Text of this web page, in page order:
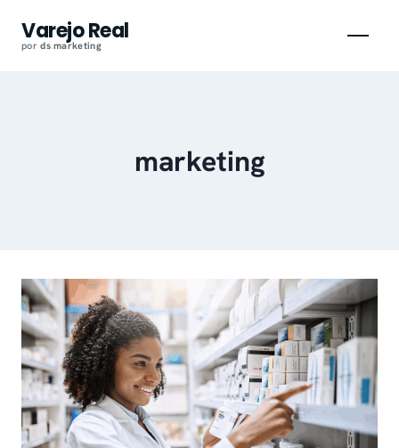
paraVarejo Real
pords.marketing
marketing